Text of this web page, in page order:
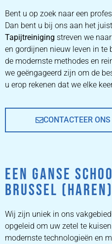
ZETEL REINIGEN
PROFESSIONALS
PRIJZEN
Bent u op zoek naar een
Dan bent u bij ons aan het
Tapijtreiniging streven we
en gordijnen nieuw leven in te
de modernste methodes en
we geëngageerd zijn om de
u erop rekenen dat we elke
CONTACTEER ONS
EEN GANSE
BRUSSEL
Wij zijn uniek in ons
opgeleid om uw zetel te
modernste technologieën en